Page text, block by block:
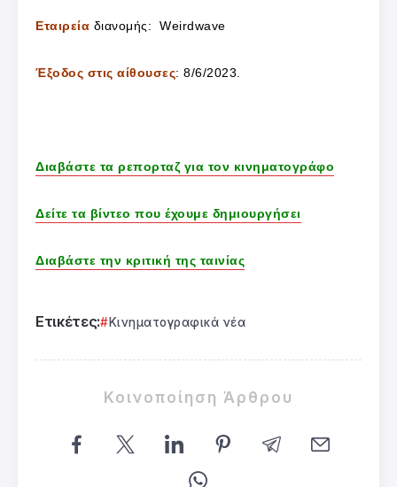
Εταιρεία διανομής: Weirdwave
Έξοδος στις αίθουσες: 8/6/2023.
Διαβάστε τα ρεπορταζ για τον κινηματογράφο
Δείτε τα βίντεο που έχουμε δημιουργήσει
Διαβάστε την κριτική της ταινίας
Ετικέτες: Κινηματογραφικά νέα
Κοινοποίηση Άρθρου